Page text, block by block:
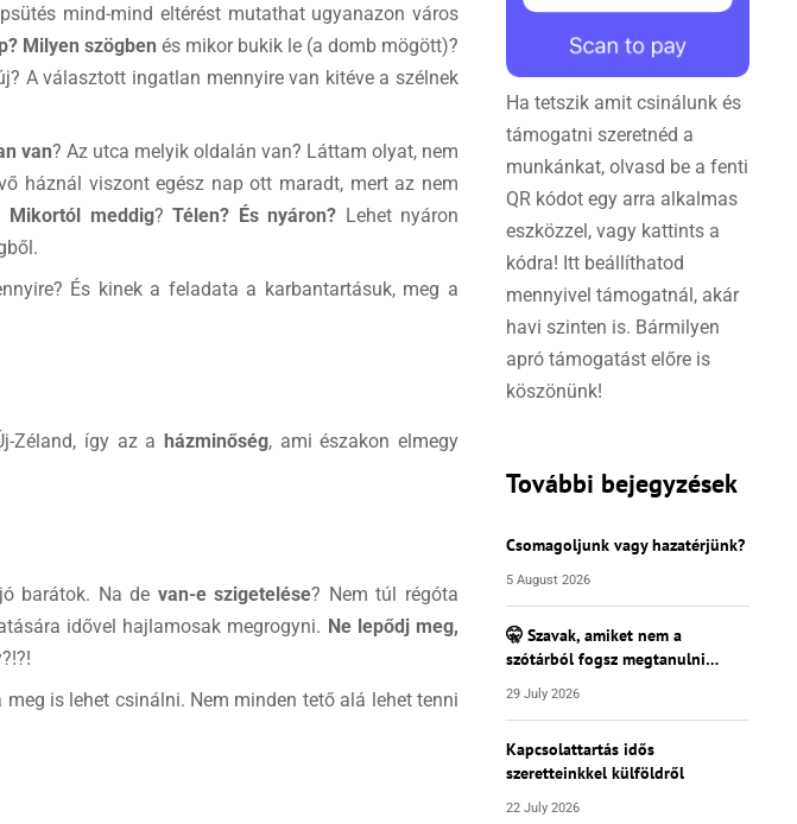
mind-mind eltérést mutathat ugyanazon város
Milyen szögben és mikor bukik le (a domb mögött)?
A választott ingatlan mennyire van kitéve a szélnek
van? Az utca melyik oldalán van? Láttam olyat, nem
háznál viszont egész nap ott maradt, mert az nem
Mikortól meddig?Télen? És nyáron? Lehet nyáron
És kinek a feladata a karbantartásuk, meg a
Zéland, így az a házminőség, ami északon elmegy
barátok. Na de van-e szigetelése? Nem túl régóta
idővel hajlamosak megrogyni. Ne lepődj meg,
is lehet csinálni. Nem minden tető alá lehet tenni
Ha tetszik amit csinálunk és
támogatni szeretnéd a
munkánkat, olvasd be a fenti
QR kódot egy arra alkalmas
eszközzel, vagy kattints a
kódra! Itt beállíthatod
mennyivel támogatnál, akár
havi szinten is. Bármilyen
apró támogatást előre is
köszönünk!
További bejegyzések
Csomagoljunk vagy hazatérjünk?
5 August 2026
🤫 Szavak, amiket nem a
szótárból fogsz megtanulni…
29 July 2026
Kapcsolattartás idős
szeretteinkkel külföldről
22 July 2026